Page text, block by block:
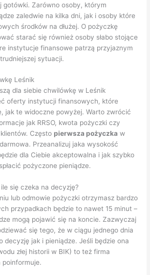
gotówki. Zarówno osoby, którym
zaledwie na kilka dni, jak i osoby które
środków na dłużej. O pożyczkę
starać się również osoby słabo stojące
instytucje finansowe patrzą przyjaznym
sytuacji.
Leśnik
dla siebie chwilówkę w Leśnik
oferty instytucji finansowych, które
jak te widoczne powyżej. Warto zwrócić
jak RRSO, kwota pożyczki czy
Często pierwsza pożyczka w
Przeanalizuj jaka wysokość
dla Ciebie akceptowalna i jak szybko
pożyczone pieniądze.
się czeka na decyzję?
lub odmowie pożyczki otrzymasz bardzo
przypadkach będzie to nawet 15 minut –
mogą pojawić się na koncie. Zazwyczaj
się tego, że w ciągu jednego dnia
decyzję jak i pieniądze. Jeśli będzie ona
złej historii w BIK) to też firma